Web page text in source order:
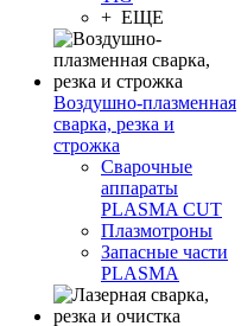
+ ЕЩЕ
Воздушно-плазменная
сварка, резка и
строжка
Сварочные
аппараты
PLASMA CUT
Плазмотроны
Запасные части
PLASMA